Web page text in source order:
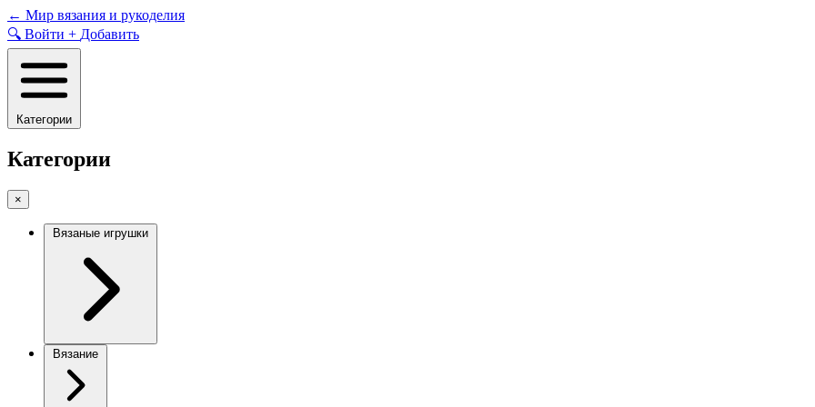
Skip
to
content
← Мир вязания и рукоделия
🔍 Войти + Добавить
Категории
Категории
×
Вязаные игрушки
Вязание